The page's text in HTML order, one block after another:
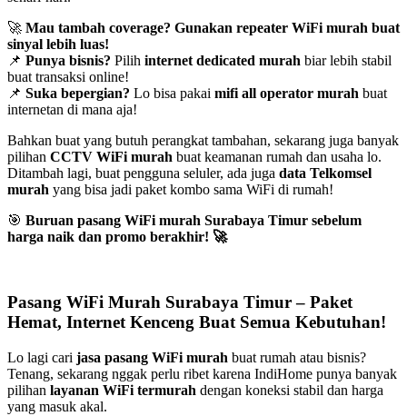
🚀 Mau tambah coverage? Gunakan repeater WiFi murah buat
sinyal lebih luas!
📌 Punya bisnis? Pilih internet dedicated murah biar lebih stabil
buat transaksi online!
📌 Suka bepergian? Lo bisa pakai mifi all operator murah buat
internetan di mana aja!
Bahkan buat yang butuh perangkat tambahan, sekarang juga banyak
pilihan CCTV WiFi murah buat keamanan rumah dan usaha lo.
Ditambah lagi, buat pengguna seluler, ada juga data Telkomsel
murah yang bisa jadi paket kombo sama WiFi di rumah!
🎯 Buruan pasang WiFi murah Surabaya Timur sebelum
harga naik dan promo berakhir! 🚀
Pasang WiFi Murah Surabaya Timur – Paket
Hemat, Internet Kenceng Buat Semua Kebutuhan!
Lo lagi cari jasa pasang WiFi murah buat rumah atau bisnis?
Tenang, sekarang nggak perlu ribet karena IndiHome punya banyak
pilihan layanan WiFi termurah dengan koneksi stabil dan harga
yang masuk akal.